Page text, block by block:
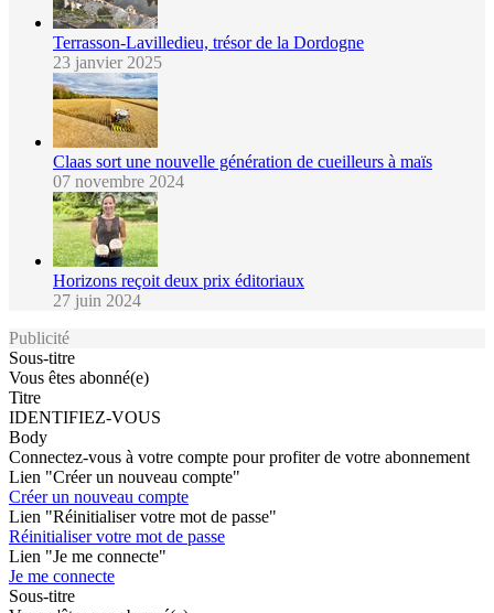
Terrasson-Lavilledieu, trésor de la Dordogne
23 janvier 2025
Claas sort une nouvelle génération de cueilleurs à maïs
07 novembre 2024
Horizons reçoit deux prix éditoriaux
27 juin 2024
Publicité
Sous-titre
Vous êtes abonné(e)
Titre
IDENTIFIEZ-VOUS
Body
Connectez-vous à votre compte pour profiter de votre abonnement
Lien "Créer un nouveau compte"
Créer un nouveau compte
Lien "Réinitialiser votre mot de passe"
Réinitialiser votre mot de passe
Lien "Je me connecte"
Je me connecte
Sous-titre